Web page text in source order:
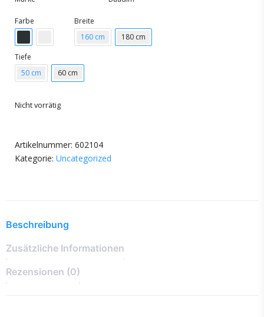
Farbe
Breite
160 cm
180 cm
Tiefe
50 cm
60 cm
Nicht vorrätig
Artikelnummer: 602104
Kategorie: Uncategorized
Beschreibung
Zusätzliche Informationen
Rezensionen (0)